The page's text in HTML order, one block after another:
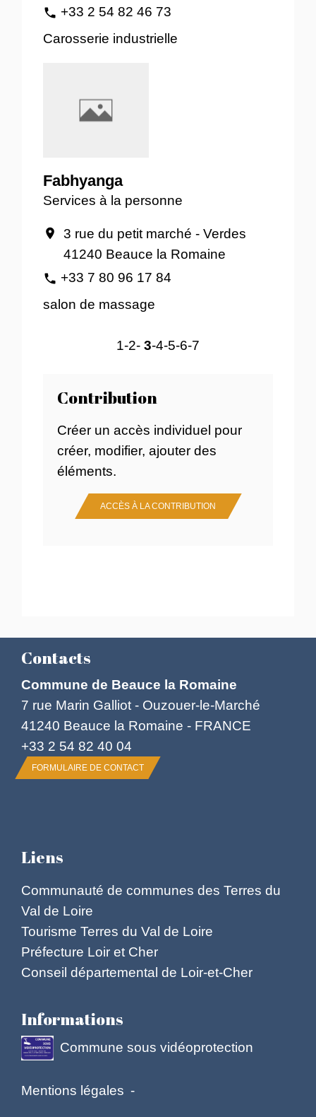
phone +33 2 54 82 46 73
Carosserie industrielle
Fabhyanga
Services à la personne
location_on
3 rue du petit marché - Verdes
41240 Beauce la Romaine
phone +33 7 80 96 17 84
salon de massage
1-2- 3-4-5-6-7
Contribution
Créer un accès individuel pour
créer, modifier, ajouter des
éléments.
ACCÈS À LA CONTRIBUTION
Contacts
Commune de Beauce la Romaine
7 rue Marin Galliot - Ouzouer-le-Marché
41240 Beauce la Romaine - FRANCE
+33 2 54 82 40 04
FORMULAIRE DE CONTACT
Liens
Communauté de communes des Terres du
Val de Loire
Tourisme Terres du Val de Loire
Préfecture Loir et Cher
Conseil départemental de Loir-et-Cher
Informations
Commune sous vidéoprotection
Mentions légales -